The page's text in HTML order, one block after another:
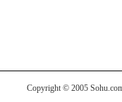
Copyright © 2005